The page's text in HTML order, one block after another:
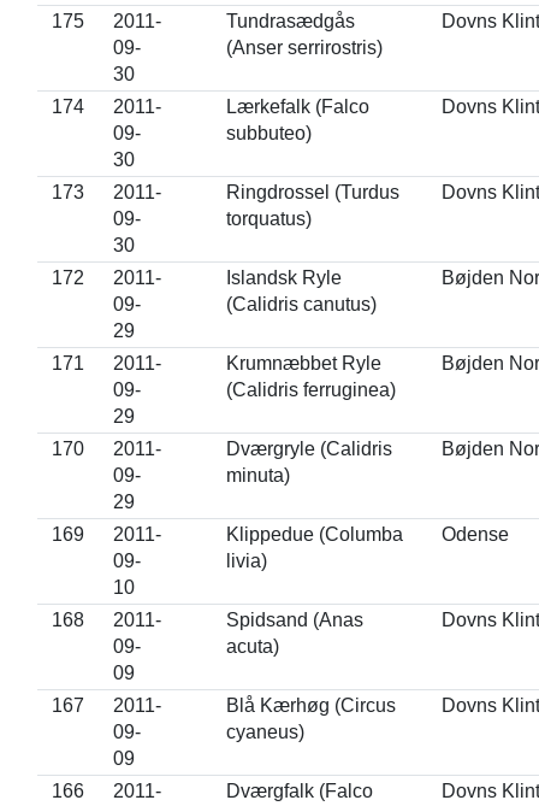
175
2011-
09-
30
Tundrasædgås
(Anser serrirostris)
Dovns Klint
174
2011-
09-
30
Lærkefalk (Falco
subbuteo)
Dovns Klint
173
2011-
09-
30
Ringdrossel (Turdus
torquatus)
Dovns Klint
172
2011-
09-
29
Islandsk Ryle
(Calidris canutus)
Bøjden Nor
171
2011-
09-
29
Krumnæbbet Ryle
(Calidris ferruginea)
Bøjden Nor
170
2011-
09-
29
Dværgryle (Calidris
minuta)
Bøjden Nor
169
2011-
09-
10
Klippedue (Columba
livia)
Odense
168
2011-
09-
09
Spidsand (Anas
acuta)
Dovns Klint
167
2011-
09-
09
Blå Kærhøg (Circus
cyaneus)
Dovns Klint
166
2011-
Dværgfalk (Falco
Dovns Klint